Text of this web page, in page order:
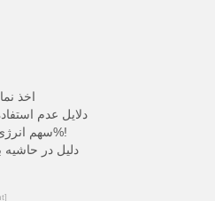
اخذ
دلایل عدم
سهم انرژی های نو در ایران تنها 0.32%!
دلیل در حاشیه